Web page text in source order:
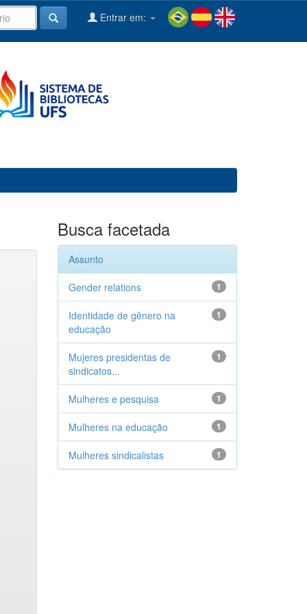
Entrar em:
Busca facetada
Assunto
1
Gender relations
1
Identidade de gênero na
educação
1
Mujeres presidentas de
sindicatos...
1
Mulheres e pesquisa
1
Mulheres na educação
1
Mulheres sindicalistas